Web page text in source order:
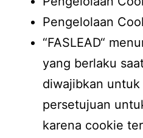
Pengelolaan
“FASLEAD“
yang berlaku
diwajibkan untuk
persetujuan
karena cookie